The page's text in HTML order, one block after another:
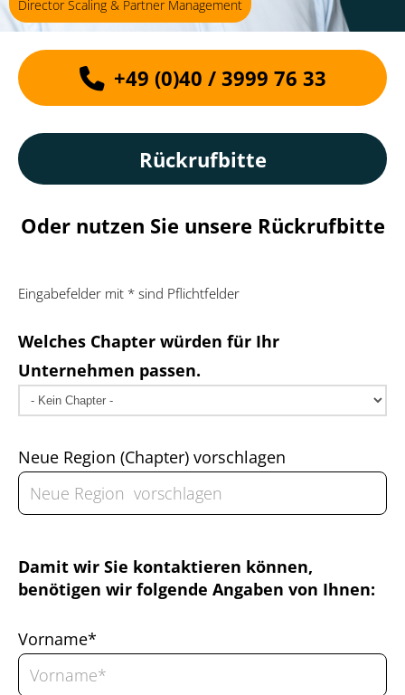
Director Scaling & Partner Management
+49 (0)40 / 3999 76 33
Rückrufbitte
Oder nutzen Sie unsere Rückrufbitte
Eingabefelder mit * sind Pflichtfelder
Welches Chapter würden für Ihr
Unternehmen passen.
Neue Region (Chapter) vorschlagen
Damit wir Sie kontaktieren können,
benötigen wir folgende Angaben von Ihnen:
Vorname*